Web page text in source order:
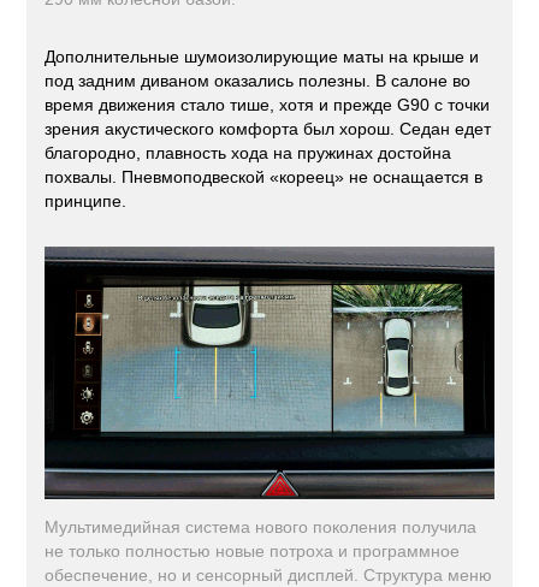
Дополнительные шумоизолирующие маты на крыше и
под задним диваном оказались полезны. В салоне во
время движения стало тише, хотя и прежде G90 с точки
зрения акустического комфорта был хорош. Седан едет
благородно, плавность хода на пружинах достойна
похвалы. Пневмоподвеской «кореец» не оснащается в
принципе.
Мультимедийная система нового поколения получила
не только полностью новые потроха и программное
обеспечение, но и сенсорный дисплей. Структура меню